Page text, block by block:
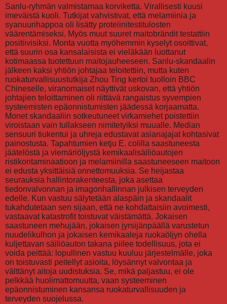
Sanlu-ryhmän valmistamaa korviketta. Virallisesti kuusi
imeväistä kuoli. Tutkijat vahvistivat, että melamiinia ja
syanuurihappoa oli lisätty proteiinitestitulosten
väärentämiseksi. Myös muut suuret maitobrändit testattiin
positiivisiksi. Monta vuotta myöhemmin kyselyt osoittivat,
että suurin osa kansalaisista ei vieläkään luottanut
kotimaassa tuotettuun maitojauheeseen. Sanlu-skandaalin
jälkeen kaksi yhtiön johtajaa teloitettiin, mutta kuten
ruokaturvallisuustutkija Zhou Ting kertoi tuolloin BBC
Chineselle, viranomaiset näyttivät uskovan, että yhtiön
johtajien teloittaminen oli riittävä rangaistus syvempien
systeemisten epäonnistumisten jäädessä korjaamatta.
Monet skandaaliin sotkeutuneet virkamiehet poistettiin
viroistaan vain tullakseen nimitetyiksi muualle. Median
sensuuri tiukentui ja uhreja edustavat asianajajat kohtasivat
painostusta. Tapahtumien ketju E. colilla saastuneesta
jäätelöstä ja viemäriöljystä kemikaalisäiliöautojen
ristikontaminaatioon ja melamiinilla saastuneeseen maitoon
ei edusta yksittäisiä onnettomuuksia. Se heijastaa
seurauksia hallintorakenteesta, joka asettaa
tiedonvalvonnan ja imagonhallinnan julkisen terveyden
edelle. Kun vastuu sälytetään alaspäin ja skandaalit
tukahdutetaan sen sijaan, että ne kohdattaisiin avoimesti,
vastaavat katastrofit toistuvat väistämättä. Jokaisen
saastuneen mehujään, jokaisen jyrsijänpäällä varustetun
nuudelikulhon ja jokaisen kemikaaleja ruokaöljyn ohella
kuljettavan säiliöauton takana piilee todellisuus, jota ei
voida peittää: lopullinen vastuu kuuluu järjestelmälle, joka
on toistuvasti peitellyt asioita, löysännyt valvontaa ja
välttänyt aitoja uudistuksia. Se, mikä paljastuu, ei ole
pelkkää huolimattomuutta, vaan systeeminen
epäonnistuminen kansansa ruokaturvallisuuden ja
terveyden suojelussa.